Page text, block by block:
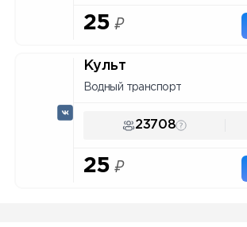
25 ₽
Культ
Водный транспорт
23708
25 ₽